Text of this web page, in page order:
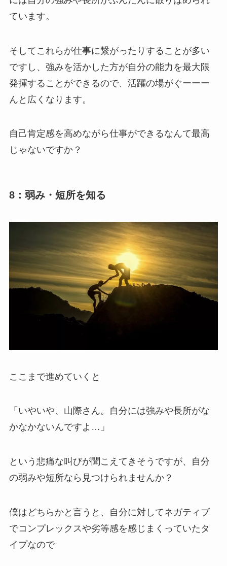
ています。
そしてこれらが仕事に繋がったりすることが多い
ですし、強みを活かした方が自分の能力を最大限
発揮することができるので、活躍の場がぐーーー
んと広くなります。
自己肯定感を高めながら仕事ができるなんて最高
じゃないですか？
8：弱み・短所を知る
ここまで進めていくと
「いやいや、山際さん。自分には強みや長所がな
かなかないんですよ…」
という悲痛な叫びが聞こえてきそうですが、自分
の弱みや短所なら見つけられませんか？
僕はどちらかと言うと、自分に対してネガティブ
でコンプレックスや劣等感を感じまくっていたタ
イプなので